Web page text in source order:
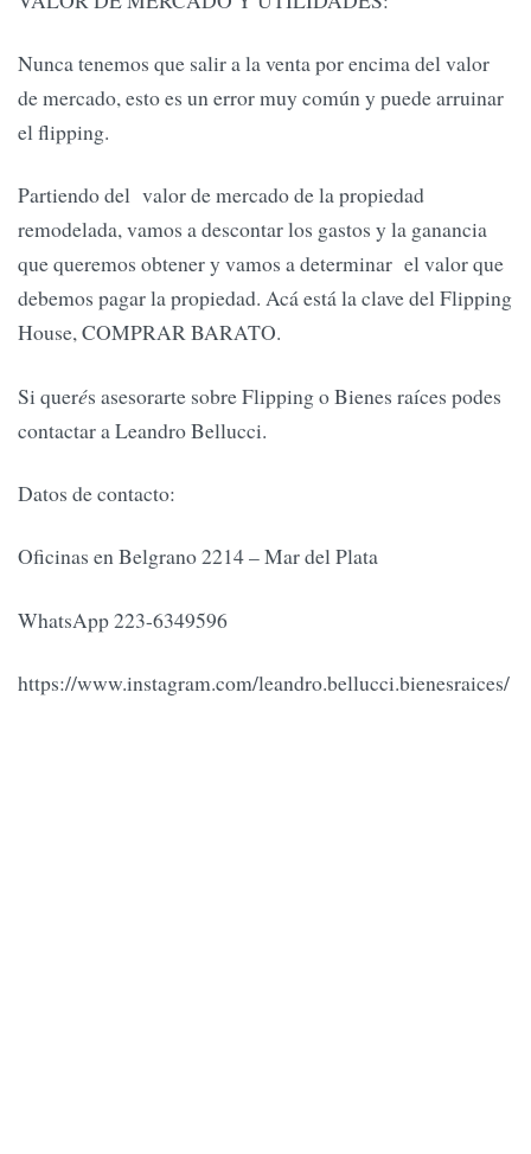
Nunca tenemos que salir a la venta por encima del valor
de mercado, esto es un error muy común y puede arruinar
el flipping.
Partiendo del valor de mercado de la propiedad
remodelada, vamos a descontar los gastos y la ganancia
que queremos obtener y vamos a determinar el valor que
debemos pagar la propiedad. Acá está la clave del Flipping
House, COMPRAR BARATO.
Si querés asesorarte sobre Flipping o Bienes raíces podes
contactar a Leandro Bellucci.
Datos de contacto:
Oficinas en Belgrano 2214 – Mar del Plata
WhatsApp 223-6349596
https://www.instagram.com/leandro.bellucci.bienesraices/